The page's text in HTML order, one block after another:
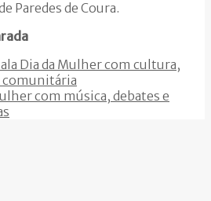
Paredes de Coura.
Dia da Mulher com cultura,
comunitária
com música, debates e